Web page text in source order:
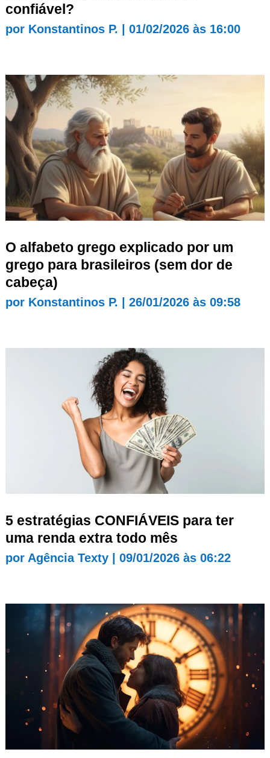
confiável?
por Konstantinos P. 01/02/2026 às 16:00
O alfabeto grego explicado por um
grego para brasileiros (sem dor de
cabeça)
por Konstantinos P. 26/01/2026 às 09:58
5 estratégias CONFIÁVEIS para ter
uma renda extra todo mês
por Agência Texty| 09/01/2026 às 06:22